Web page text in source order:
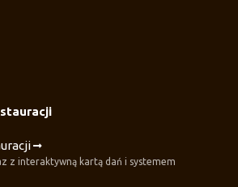
z interaktywną kartą dań i systemem